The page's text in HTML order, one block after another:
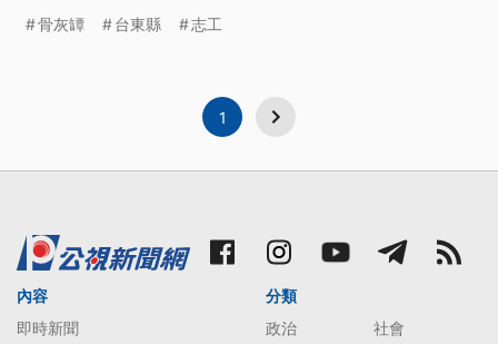
骸是他們在今年8月意外發現台東市外環道附近的老
經過清理，又再發現地底還有，
骨灰罈 台東縣 志工
1
內容
即時新聞
分類
政治
社會